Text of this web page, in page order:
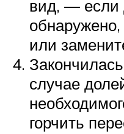
вид, — если
или
случае
горчить